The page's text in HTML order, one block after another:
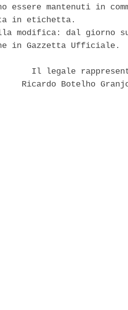
essere mantenuti in
in etichetta.
modifica: dal giorno
in Gazzetta Ufficiale.
Il legale
Ricardo Botelho